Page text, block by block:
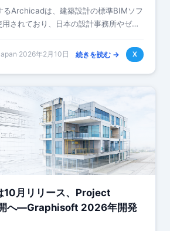
Archicadは、建築設計の標準BIMソフ
用されており、日本の設計事務所やゼネ
2026年2月10日 続きを読む → X
月リリース、Project
へ―Graphisoft 2026年開発